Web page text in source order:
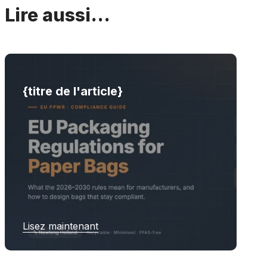
Lire aussi...
{titre de l'article}
Lisez maintenant